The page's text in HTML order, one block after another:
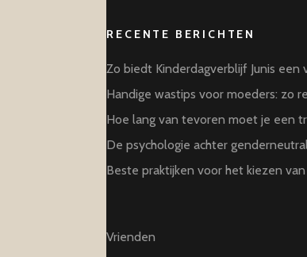
RECENTE BERICHTEN
Zo biedt Kinderdagverblijf Junis een
Handige wastips voor moeders: zo
Hoe lang van tevoren moet je een
De psychologie achter
Beste praktijken voor het kiezen
Vrienden